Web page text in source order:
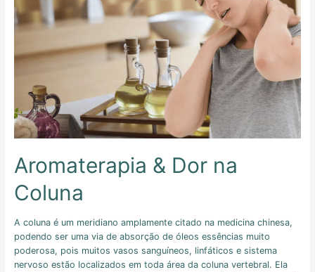
Aromaterapia & Dor na
Coluna
A coluna é um meridiano amplamente citado na medicina chinesa,
podendo ser uma via de absorção de óleos essências muito
poderosa, pois muitos vasos sanguíneos, linfáticos e sistema
nervoso estão localizados em toda área da coluna vertebral. Ela